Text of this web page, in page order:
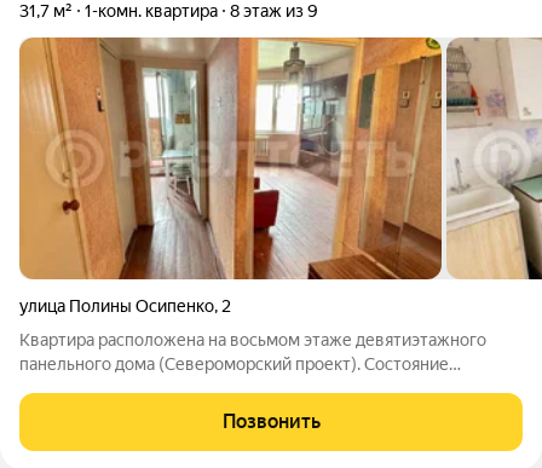
31,7 м² 1-комн. квартира 8 этаж из 9
улица Полины Осипенко, 2
Квартира расположена на восьмом этаже девятиэтажного
панельного дома (Североморский проект). Состояние
стояковые трубы и разводка труб, санузел раздельный, новые
счётчики. Чистый отремонтированный
Позвонить